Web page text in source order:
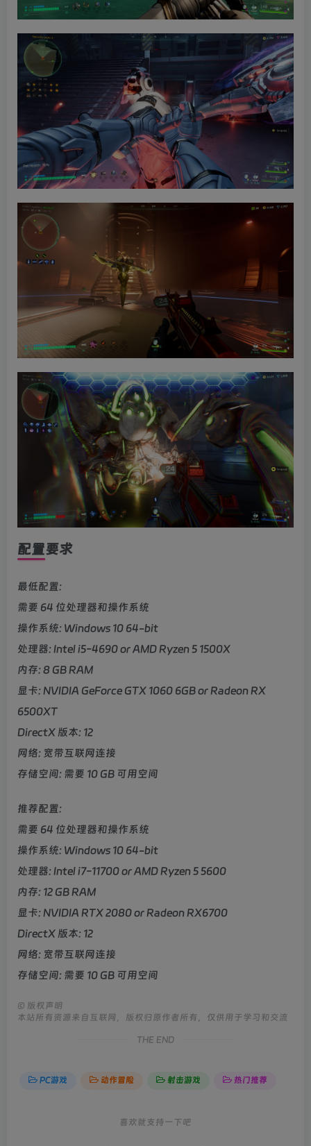
配置要求
最低配置:
需要 64 位处理器和操作系统
操作系统: Windows 10 64-bit
处理器: Intel i5-4690 or AMD Ryzen 5 1500X
内存: 8 GB RAM
显卡: NVIDIA GeForce GTX 1060 6GB or Radeon RX
6500XT
DirectX 版本: 12
网络: 宽带互联网连接
存储空间: 需要 10 GB 可用空间
推荐配置:
需要 64 位处理器和操作系统
操作系统: Windows 10 64-bit
处理器: Intel i7-11700 or AMD Ryzen 5 5600
内存: 12 GB RAM
显卡: NVIDIA RTX 2080 or Radeon RX6700
DirectX 版本: 12
网络: 宽带互联网连接
存储空间: 需要 10 GB 可用空间
© 版权声明
本站所有资源来自互联网，版权归原作者所有，仅供用于学习和交流
THE END
PC游戏 动作冒险 射击游戏 热门推荐
喜欢就支持一下吧